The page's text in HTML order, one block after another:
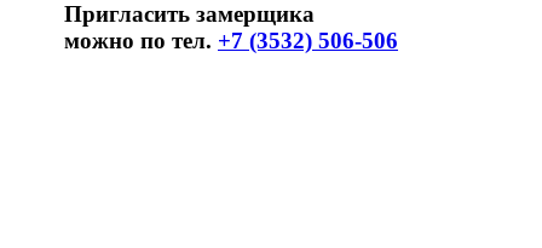
Пригласить замерщика
можно по тел. +7 (3532) 506-506